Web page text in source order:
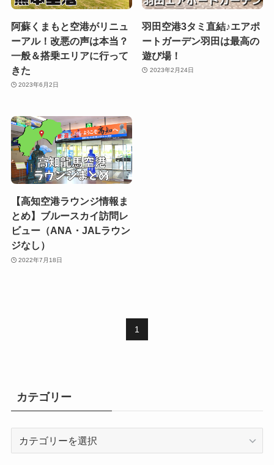
阿蘇くまもと空港がリニュ
ーアル！改悪の声は本当？
一般＆搭乗エリアに行って
きた
2023年6月2日
羽田空港3タミ直結♪エアポ
ートガーデン羽田は最高の
遊び場！
2023年2月24日
【高知空港ラウンジ情報ま
とめ】ブルースカイ訪問レ
ビュー（ANA・JALラウン
ジなし）
2022年7月18日
1
カテゴリー